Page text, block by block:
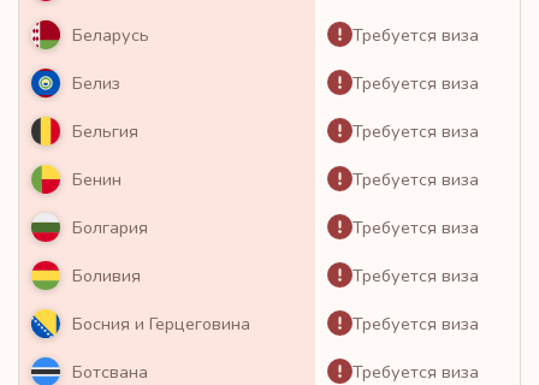
Беларусь Требуется виза
Белиз Требуется виза
Бельгия Требуется виза
Бенин Требуется виза
Болгария Требуется виза
Боливия Требуется виза
Босния и Герцеговина Требуется виза
Ботсвана Требуется виза